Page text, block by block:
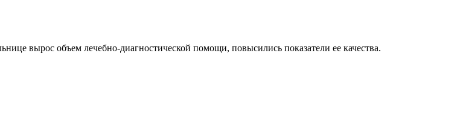
вырос объем лечебно-диагностической помощи, повысились показатели ее качества.